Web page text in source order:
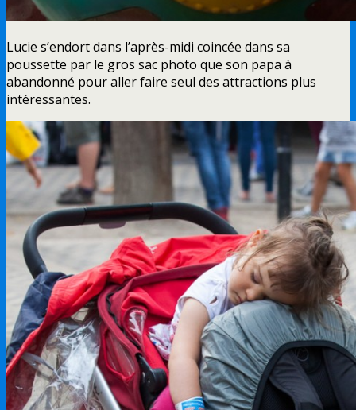
Lucie s’endort dans l’après-midi coincée dans sa
poussette par le gros sac photo que son papa à
abandonné pour aller faire seul des attractions plus
intéressantes.